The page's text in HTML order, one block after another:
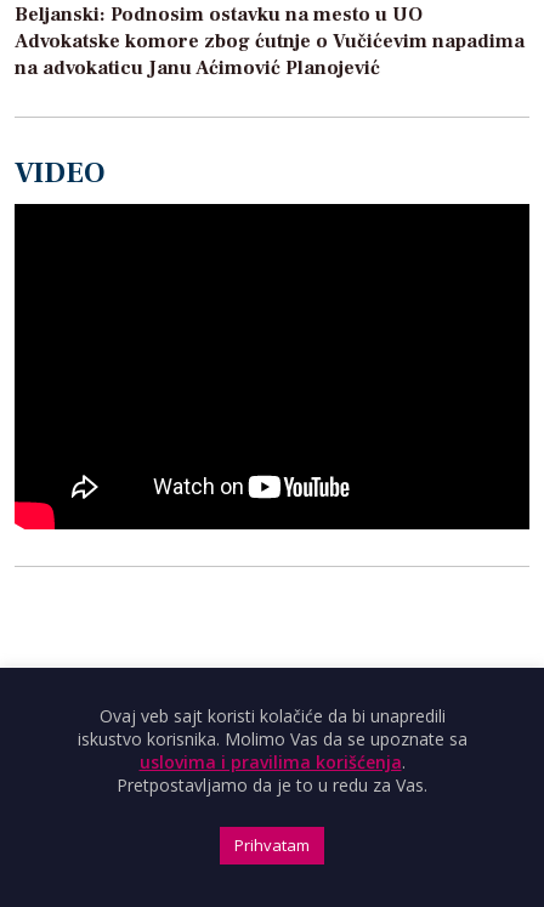
Beljanski: Podnosim ostavku na mesto u UO
Advokatske komore zbog ćutnje o Vučićevim napadima
na advokaticu Janu Aćimović Planojević
VIDEO
Ovaj veb sajt koristi kolačiće da bi unapredili
iskustvo korisnika. Molimo Vas da se upoznate sa
uslovima i pravilima korišćenja.
Pretpostavljamo da je to u redu za Vas.
Prihvatam